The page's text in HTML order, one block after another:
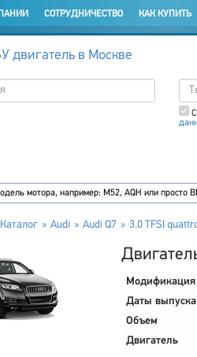
СОТРУДНИЧЕСТВО КАК КУПИТЬ
двигатель в Москве
Каталог Audi Audi Q7 3.0 TFSI
Модификация
Даты выпуска
Объем
Двигатель